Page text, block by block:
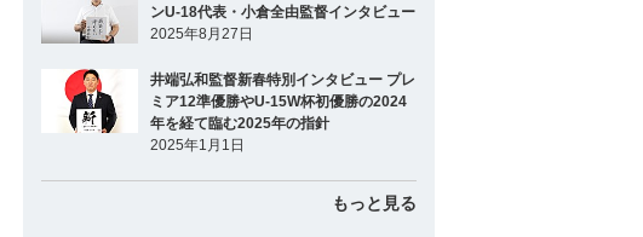
ンU-18代表・小倉全由監督インタビュー
2025年8月27日
井端弘和監督新春特別インタビュー プレ
ミア12準優勝やU-15W杯初優勝の2024
年を経て臨む2025年の指針
2025年1月1日
もっと見る